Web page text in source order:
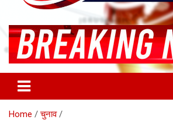
Princenews Daily
Home
चुनाव